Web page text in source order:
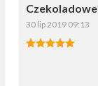
30 lip 2019 09:13